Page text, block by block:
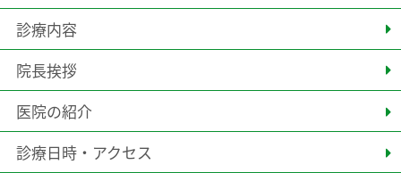
診療内容
院長挨拶
医院の紹介
診療日時・アクセス